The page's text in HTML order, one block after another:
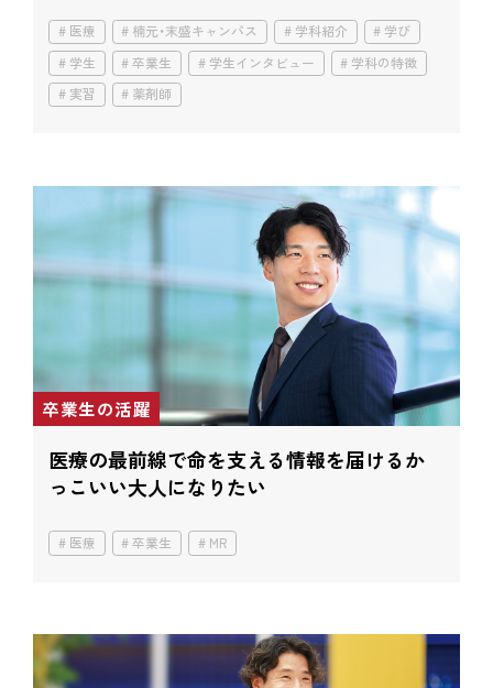
医療 楠元・末盛キャンパス 学科紹介
学び
学生
卒業生 学生インタビュー
学科の特徴
実習
薬剤師
卒業生の活躍
医療の最前線で命を支える情報を届けるか
っこいい大人になりたい
医療 卒業生 MR